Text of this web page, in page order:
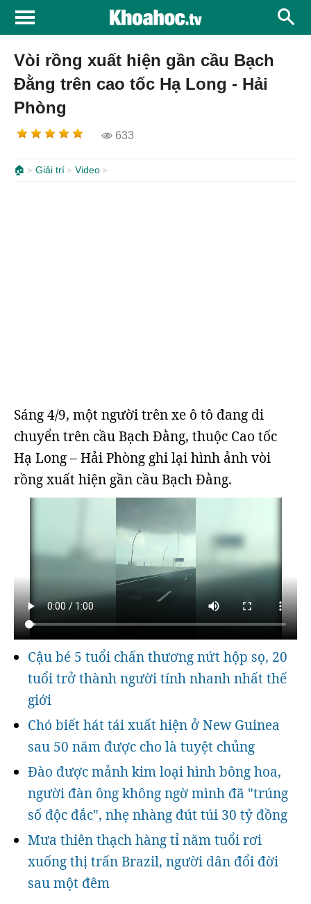
Vòi rồng xuất hiện gần cầu Bạch
Đằng trên cao tốc Hạ Long - Hải
Phòng
633
🏠 Giải trí Video
Sáng 4/9, một người trên xe ô tô đang di
chuyển trên cầu Bạch Đằng, thuộc Cao tốc
Hạ Long – Hải Phòng ghi lại hình ảnh vòi
rồng xuất hiện gần cầu Bạch Đằng.
Cậu bé 5 tuổi chấn thương nứt hộp sọ, 20
tuổi trở thành người tính nhanh nhất thế
giới
Chó biết hát tái xuất hiện ở New Guinea
sau 50 năm được cho là tuyệt chủng
Đào được mảnh kim loại hình bông hoa,
người đàn ông không ngờ mình đã "trúng
số độc đắc", nhẹ nhàng đút túi 30 tỷ đồng
Mưa thiên thạch hàng tỉ năm tuổi rơi
xuống thị trấn Brazil, người dân đổi đời
sau một đêm